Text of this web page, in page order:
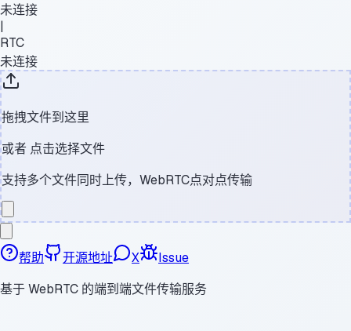
未连接
|
RTC
未连接
拖拽文件到这里
或者 点击选择文件
支持多个文件同时上传，WebRTC点对点传输
帮助 开源地址 X
Issue
基于 WebRTC 的端到端文件传输服务